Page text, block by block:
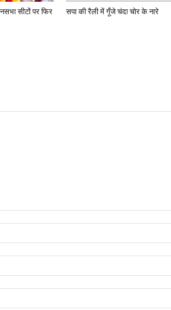
सीटों पर फिर
सपा की रैली में गूँजे चंदा चोर के नारे